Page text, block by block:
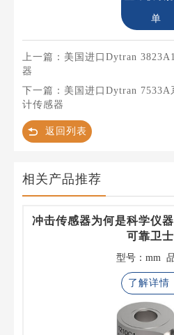
单
上一篇：美国进口Dytran
器
下一篇：美国进口Dytran
计传感器
返回列表
相关产品推荐
冲击传感器为何是科学仪
可靠卫士
型号：mm
了解详情